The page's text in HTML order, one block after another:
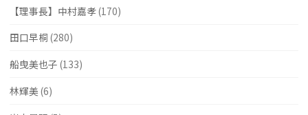
【理事長】中村嘉孝(170)
田口早桐 (280)
船曳美也子 (133)
林輝美 (6)